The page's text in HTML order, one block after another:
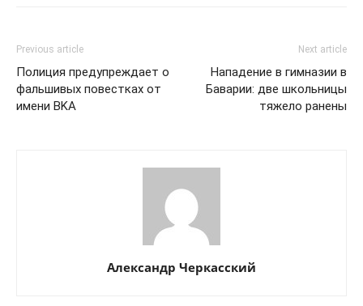
Previous article
Полиция предупреждает о
фальшивых повестках от
имени BKA
Next article
Нападение в гимназии в
Баварии: две школьницы
тяжело ранены
Александр Черкасский